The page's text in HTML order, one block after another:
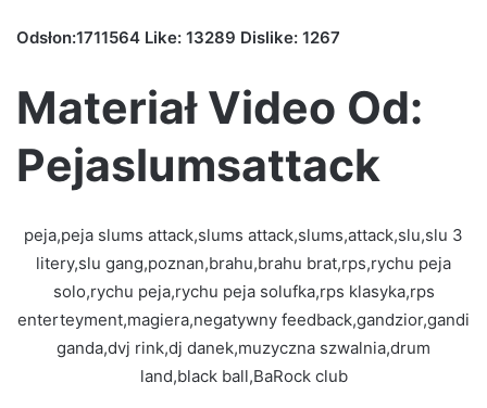
Odsłon:1711564 Like: 13289 Dislike: 1267
Materiał Video Od:
Pejaslumsattack
peja,peja slums attack,slums attack,slums,attack,slu,slu 3
litery,slu gang,poznan,brahu,brahu brat,rps,rychu peja
solo,rychu peja,rychu peja solufka,rps klasyka,rps
enterteyment,magiera,negatywny feedback,gandzior,gandi
ganda,dvj rink,dj danek,muzyczna szwalnia,drum
land,black ball,BaRock club